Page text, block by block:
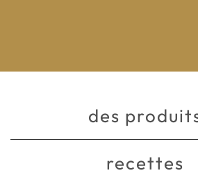
des
recettes